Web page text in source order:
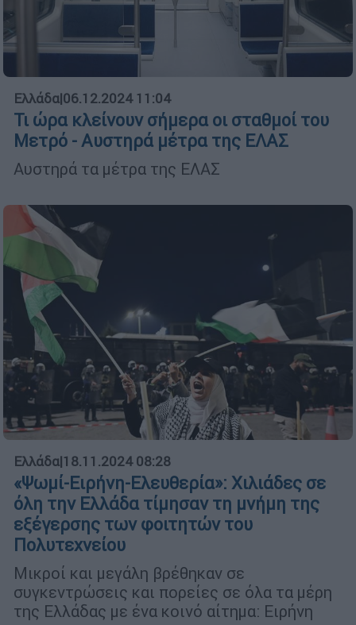
Ελλάδα|06.12.2024 11:04
Τι ώρα κλείνουν σήμερα οι σταθμοί του
Μετρό - Αυστηρά μέτρα της ΕΛΑΣ
Αυστηρά τα μέτρα της ΕΛΑΣ
Ελλάδα|18.11.2024 08:28
«Ψωμί-Ειρήνη-Ελευθερία»: Χιλιάδες σε
όλη την Ελλάδα τίμησαν τη μνήμη της
εξέγερσης των φοιτητών του
Πολυτεχνείου
Μικροί και μεγάλη βρέθηκαν σε
συγκεντρώσεις και πορείες σε όλα τα μέρη
της Ελλάδας με ένα κοινό αίτημα: Ειρήνη